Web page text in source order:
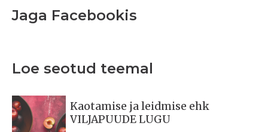
Jaga Facebookis
Loe seotud teemal
Kaotamise ja leidmise ehk
VILJAPUUDE LUGU